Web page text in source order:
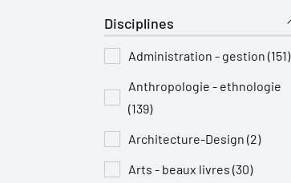
Disciplines
Administration - gestion (151)
Anthropologie - ethnologie
(139)
Architecture-Design (2)
Arts - beaux livres (30)